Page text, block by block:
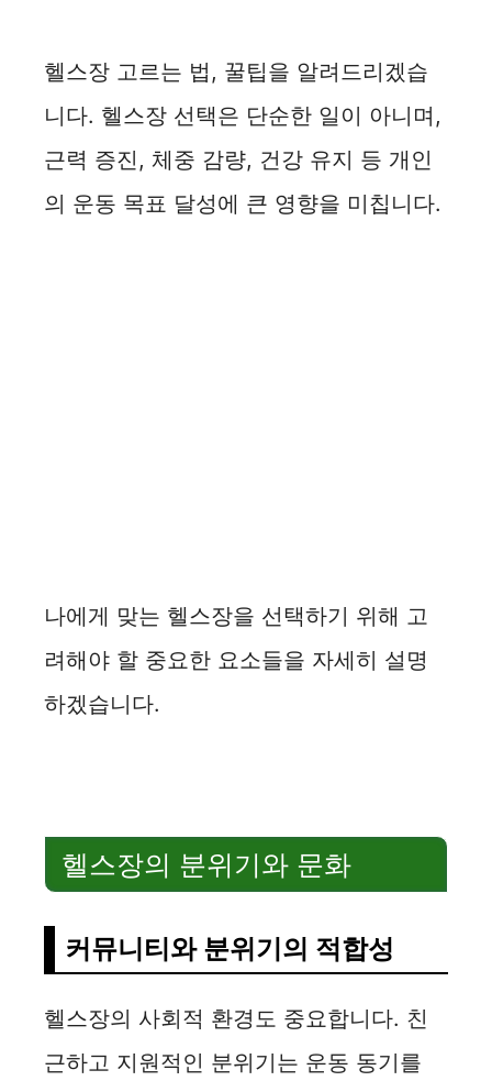
헬스장 고르는 법, 꿀팁을 알려드리겠습
니다. 헬스장 선택은 단순한 일이 아니며,
근력 증진, 체중 감량, 건강 유지 등 개인
의 운동 목표 달성에 큰 영향을 미칩니다.
나에게 맞는 헬스장을 선택하기 위해 고
려해야 할 중요한 요소들을 자세히 설명
하겠습니다.
헬스장의 분위기와 문화
커뮤니티와 분위기의 적합성
헬스장의 사회적 환경도 중요합니다. 친
근하고 지원적인 분위기는 운동 동기를